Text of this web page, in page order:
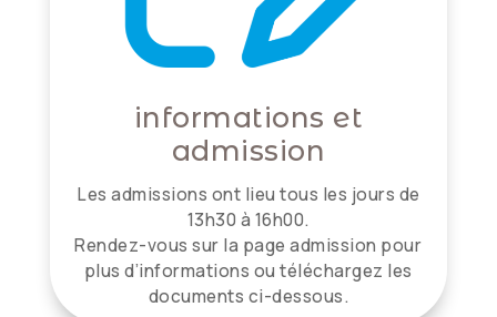
informations et
admission
Les admissions ont lieu tous les jours de
13h30 à 16h00.
Rendez-vous sur la page admission pour
plus d’informations ou téléchargez les
documents ci-dessous.